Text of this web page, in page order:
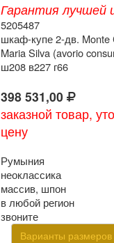
Гарантия лучшей
5205487
шкаф-купе 2-дв. Monte
Maria Silva (avorio
ш208 в227 г66
398 531,00
заказной товар,
цену
Румыния
неоклассика
массив, шпон
в любой регион
звоните
Варианты размеров